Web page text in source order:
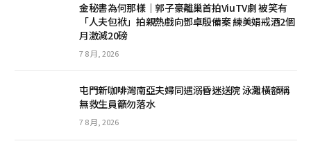
金秘書為何那樣｜郭子豪離巢首拍ViuTV劇 被笑有
「人夫包袱」拍親熱戲向鄧卓殷備案 練美娟戒酒2個
月激減20磅
7 8 月, 2026
屯門新咖啡灣南亞夫婦同遇溺昏迷送院 泳灘橫額稱
無救生員籲勿落水
7 8 月, 2026